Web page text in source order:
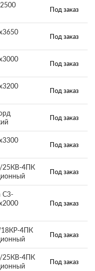
Под заказ
Под заказ
Под заказ
Под заказ
Под заказ
Под заказ
25КВ-4ПК
Под заказ
C3-
Под заказ
18КР-4ПК
Под заказ
25КВ-4ПК
Под заказ